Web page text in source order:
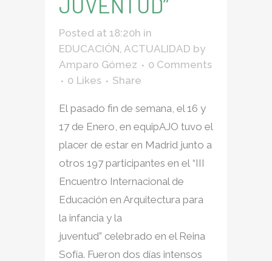
Posted at 18:20h in
EDUCACIÓN ACTUALIDAD by
Amparo Gómez
0 Comments
0 Likes Share
El pasado fin de semana, el 16 y
17 de Enero, en equipAJO tuvo el
placer de estar en Madrid junto a
otros 197 participantes en el “III
Encuentro Internacional de
Educación en Arquitectura para
la infancia y la
juventud” celebrado en el Reina
Sofía. Fueron dos días intensos